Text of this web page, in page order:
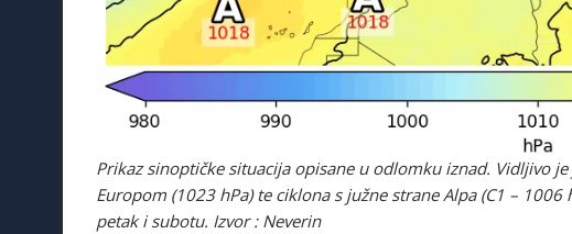
Prikaz sinoptičke situacija opisane u odlomku iznad. Vidljivo
Europom (1023 hPa) te ciklona s južne strane Alpa (C1 –
petak i subotu. Izvor : Neverin